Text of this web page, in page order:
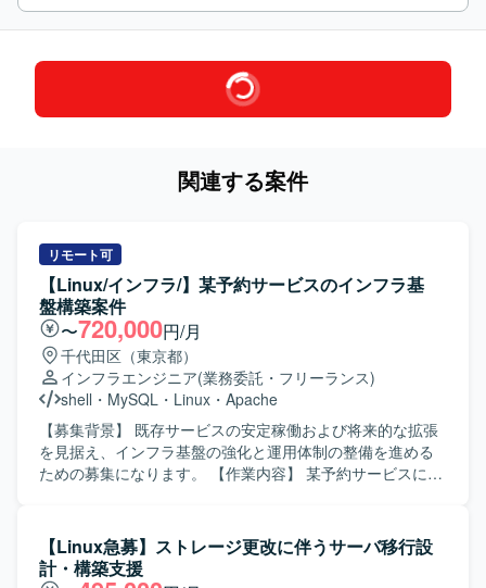
関連する案件
リモート可
【Linux/インフラ/】某予約サービスのインフラ基
盤構築案件
〜720,000円/月
千代田区（東京都）
インフラエンジニア(業務委託・フリーランス)
shell ・ MySQL ・ Linux ・ Apache
【募集背景】 既存サービスの安定稼働および将来的な拡張
を見据え、インフラ基盤の強化と運用体制の整備を進める
ための募集になります。 【作業内容】 某予約サービスにお
稼働を支えていただきます。開発チームからの依頼に基づ
き、各種ミドルウェアの設定変更やチューニングなどを行
っていただきます。 【求める人物像】 開発メンバーと直接
【Linux急募】ストレージ更改に伴うサーバ移行設
計・構築支援